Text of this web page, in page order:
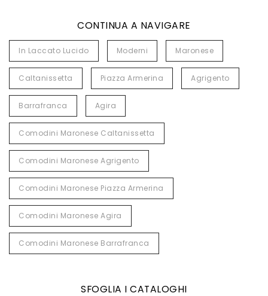
CONTINUA A NAVIGARE
In Laccato Lucido Moderni Maronese
Caltanissetta Piazza Armerina Agrigento
Barrafranca Agira
Comodini Maronese Caltanissetta
Comodini Maronese Agrigento
Comodini Maronese Piazza Armerina
Comodini Maronese Agira
Comodini Maronese Barrafranca
SFOGLIA I CATALOGHI